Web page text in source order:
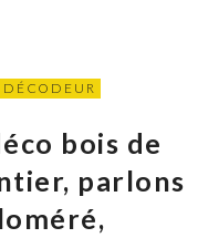
bois de
parlons